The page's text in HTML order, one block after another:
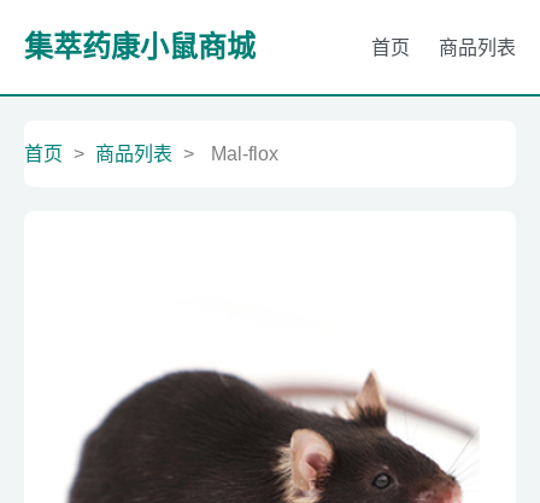
集萃药康小鼠商城 首页 商品列表
首页 > 商品列表 > Mal-flox